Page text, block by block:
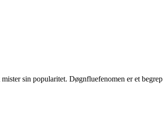
sin popularitet. Døgnfluefenomen er et begrep